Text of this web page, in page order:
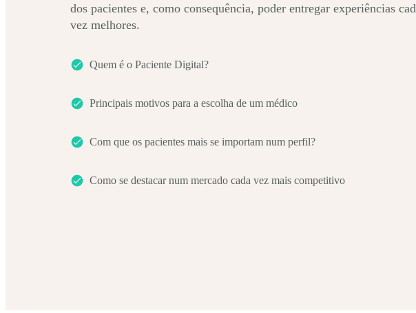
dos pacientes e, como consequência, poder entregar experiências
vez melhores.
Quem é o Paciente Digital?
Principais motivos para a escolha de um médico
Com que os pacientes mais se importam num perfil?
Como se destacar num mercado cada vez mais competitivo